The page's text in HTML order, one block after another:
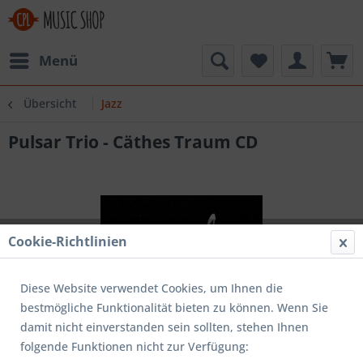
Menü
Übersicht Jazz
Pulsar Trio - Cäthes Traum CD
Cookie-Richtlinien
Diese Website verwendet Cookies, um Ihnen die
bestmögliche Funktionalität bieten zu können. Wenn Sie
damit nicht einverstanden sein sollten, stehen Ihnen
folgende Funktionen nicht zur Verfügung: